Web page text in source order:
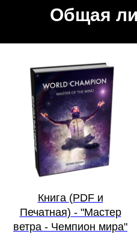
Общая
Книга (PDF и
Печатная) - "Мастер
ветра - Чемпион мира"